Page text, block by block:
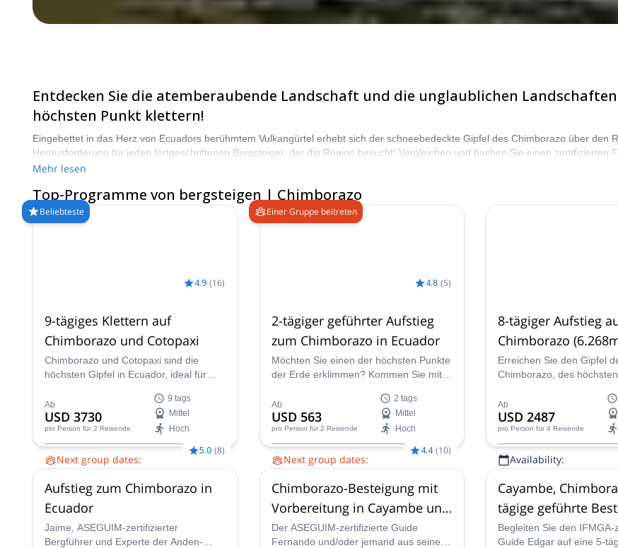
Entdecken Sie die atemberaubende Landschaft und die unglaublichen
höchsten Punkt klettern!
Eingebettet in das Herz von Ecuadors berühmtem Vulkangürtel erhebt sich der schneebedeckte Gipfel des Chimborazo über den
Herausforderung für jeden fortgeschrittenen Bergsteiger, der die Region besucht! Vergleichen und buchen Sie einen zertifizierten
Länder und mehr als 8000 verschiedene Programme zur Auswahl. Wählen Sie aus unserer Auswahl an Bergsteigertouren zum
Mehr lesen
Top-Programme von bergsteigen | Chimborazo
Beliebteste
4.9 (16)
9-tägiges Klettern auf
Chimborazo und Cotopaxi
Chimborazo und Cotopaxi sind die
höchsten Gipfel in Ecuador, ideal für
Sie sie auf dieser 9-tägigen
Kletterexpedition, geleitet von Rafael,
einem ASEGUIM-zertifizierten
Bergführer.
Ab
USD 3730
pro Person für 2 Reisende
9 tags
Mittel
Hoch
Next group dates:
Okt.,19 Okt.,7 Nov.,7 Dez.,15 Dez.,
26 Dez.
Einer Gruppe beitreten
4.8 (5)
2-tägiger geführter Aufstieg
zum Chimborazo in Ecuador
Möchten Sie einen der höchsten Punkte
der Erde erklimmen? Kommen Sie mit
Bergführer, auf diesen 2-tägigen
Aufstieg zum Chimborazo in Ecuador.
Ab
USD 563
pro Person für 2 Reisende
2 tags
Mittel
Hoch
Next group dates:
Okt.,5 Nov.,9 Nov.
8-tägiger Aufstieg
Chimborazo
Ecuador mit
an Iliniza und
Erreichen Sie den Gipfel
Chimborazo, des
mit Akklimatisierung an
Cotopaxi zusammen mit
ASEGUIM-zertifizierten
Carlos.
Ab
USD 2487
pro Person für 4 Reisende
Availability:
5.0 (8)
Aufstieg zum Chimborazo in
Ecuador
Jaime, ASEGUIM-zertifizierter
Bergführer und Experte der Anden-
4.4 (10)
Chimborazo-Besteigung mit
Vorbereitung in Cayambe und
Illiniza
Der ASEGUIM-zertifizierte Guide
Fernando und/oder jemand aus seinem
Cayambe,
tägige geführte
Begleiten Sie den IFMGA-
Guide Edgar auf eine 5-